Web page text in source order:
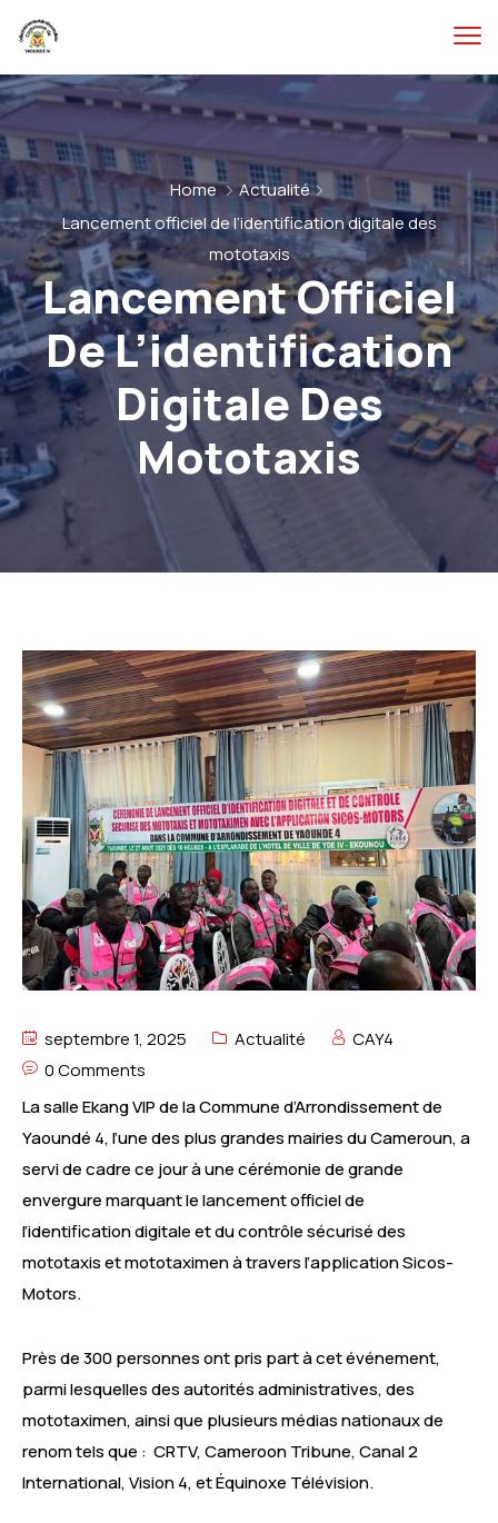
Home
Actualité
Lancement officiel de l’identification digitale des
mototaxis
Lancement Officiel
De L’identification
Digitale Des
Mototaxis
septembre 1, 2025 Actualité
CAY4
0 Comments
La salle Ekang VIP de la Commune d’Arrondissement de
Yaoundé 4, l’une des plus grandes mairies du Cameroun, a
servi de cadre ce jour à une cérémonie de grande
envergure marquant le lancement officiel de
l’identification digitale et du contrôle sécurisé des
mototaxis et mototaximen à travers l’application Sicos-
Motors.
Près de 300 personnes ont pris part à cet événement,
parmi lesquelles des autorités administratives, des
mototaximen, ainsi que plusieurs médias nationaux de
renom tels que : CRTV, Cameroon Tribune, Canal 2
International, Vision 4, et Équinoxe Télévision.